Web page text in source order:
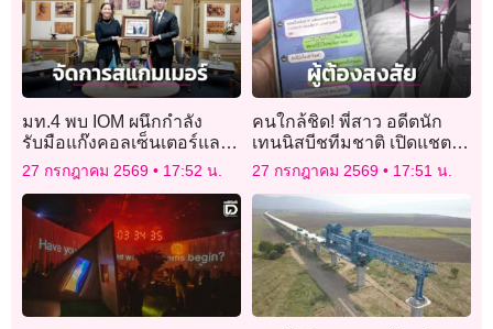
มท.4 พบ IOM ผนึกกำลัง
รับมือแก๊งคอลเซ็นเตอร์และ
การค้ามนุษย์ข้ามแดน
27 กรกฎาคม 2569 17:52 น.
คนใกล้ชิด! พี่สาว อดีตนัก
เทนนิสบีชทีมชาติ เปิดแชต-
วงจรปิด ผู้ต้องสงสัย
27 กรกฎาคม 2569 17:51 น.